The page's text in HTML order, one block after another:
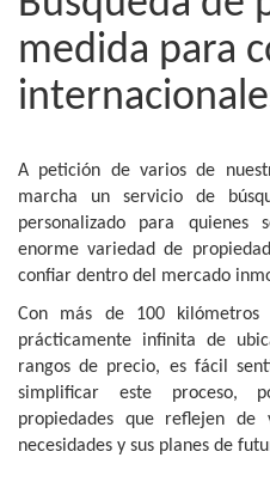
medida para
A petición de varios de
marcha un servicio de
personalizado para
enorme variedad de
confiar dentro del mercado
Con más de 100
prácticamente infinita de
rangos de precio, es fácil
simplificar este proceso,
propiedades que reflejen
necesidades y sus planes de